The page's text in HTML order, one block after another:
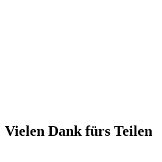
Vielen Dank fürs Teilen